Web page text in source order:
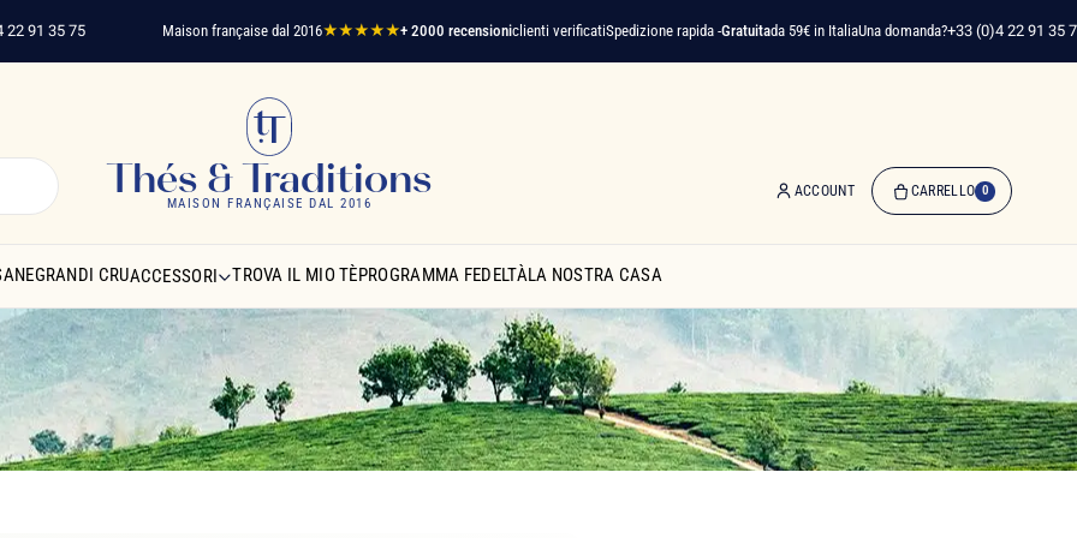
75 Maison française dal 2016 ★★★★★+ 2000 recensioniclienti verificati Spedizione rapida -Gratuita da 59€ in ItaliaUna domanda?+33 (0)4 22 91 35 75
Thés & Traditions
MAISON FRANÇAISE DAL 2016
ACCOUNT CARRELLO 0
Il
Carrello
GRANDI CRUACCESSORI TROVA IL MIO TÈPROGRAMMA FEDELTÀLA NOSTRA CASA